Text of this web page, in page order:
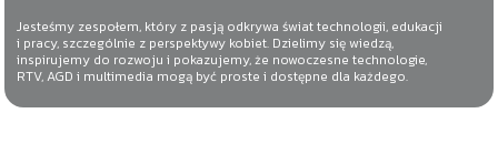
Jesteśmy zespołem, który z pasją odkrywa świat technologii, edukacji
i pracy, szczególnie z perspektywy kobiet. Dzielimy się wiedzą,
inspirujemy do rozwoju i pokazujemy, że nowoczesne technologie,
RTV, AGD i multimedia mogą być proste i dostępne dla każdego.